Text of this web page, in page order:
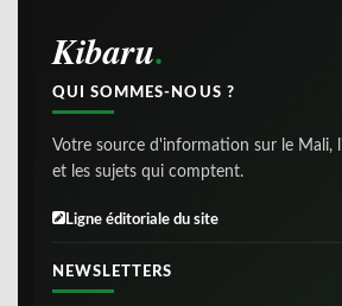
Kibaru
QUI SOMMES-NOUS ?
Votre source d'information sur le Mali,
et les sujets qui comptent.
Ligne éditoriale du site
NEWSLETTERS